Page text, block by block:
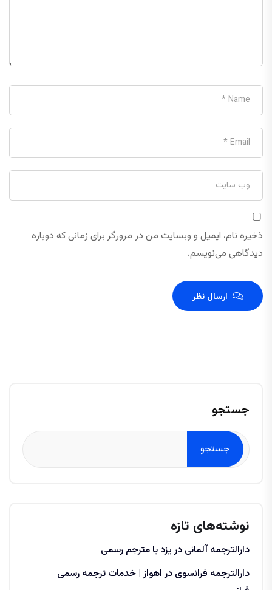
ذخیره نام، ایمیل و وبسایت من در مرورگر برای زمانی که دوباره
دیدگاهی می‌نویسم.
ارسال نظر
جستجو
جستجو
نوشته‌های تازه
دارالترجمه آلمانی در یزد با مترجم رسمی
دارالترجمه فرانسوی در اهواز | خدمات ترجمه رسمی